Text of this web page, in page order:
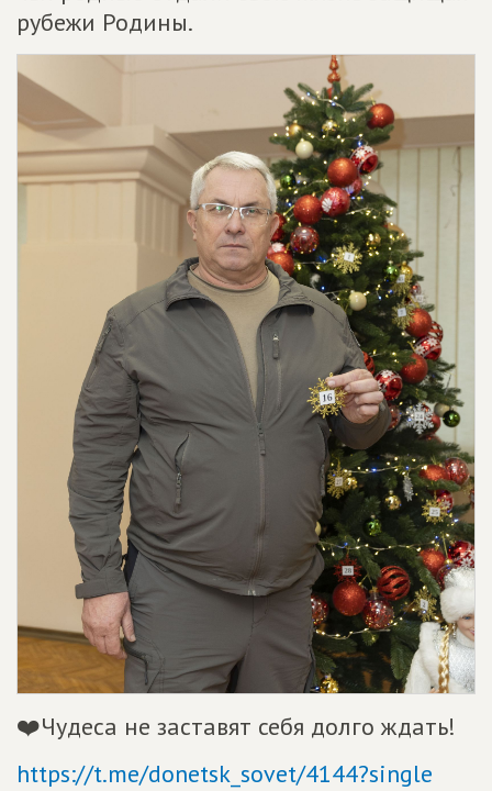
рубежи Родины.
❤️Чудеса не заставят себя долго ждать!
https://t.me/donetsk_sovet/4144?single